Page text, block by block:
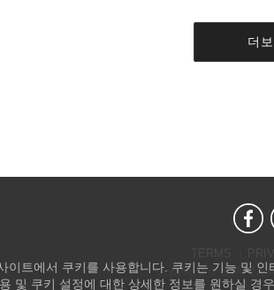
더
Copyright ©
이트에서 쿠키를 사용합니다. 쿠키는 기능 및
및 쿠키 설정에 대한 상세한 정보를 원하실 경우,